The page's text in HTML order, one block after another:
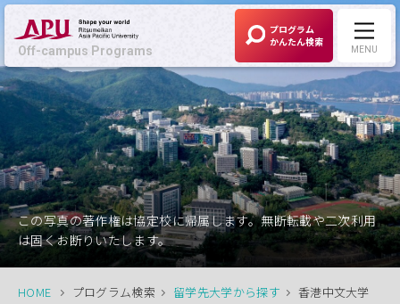
Off-campus Programs
プログラム
かんたん検索
この写真の著作権は協定校に帰属します。無断転載や二次利用
は固くお断りいたします。
HOME プログラム検索 留学先大学から探す 香港中文大学
MENU
Off-campus Programs
LANGUAGE: English
募集中プログラム